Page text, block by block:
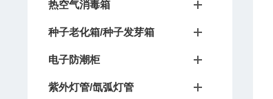
热空气消毒箱
种子老化箱/种子发芽箱
电子防潮柜
紫外灯管/氙弧灯管